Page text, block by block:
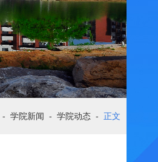
- 学院新闻 - 学院动态 - 正文